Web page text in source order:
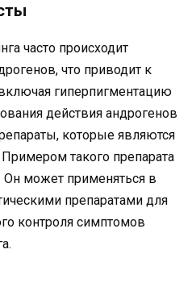
часто происходит
что приводит к
гиперпигментацию
действия андрогенов
которые являются
такого препарата
Он может применяться в
препаратами для
контроля симптомов